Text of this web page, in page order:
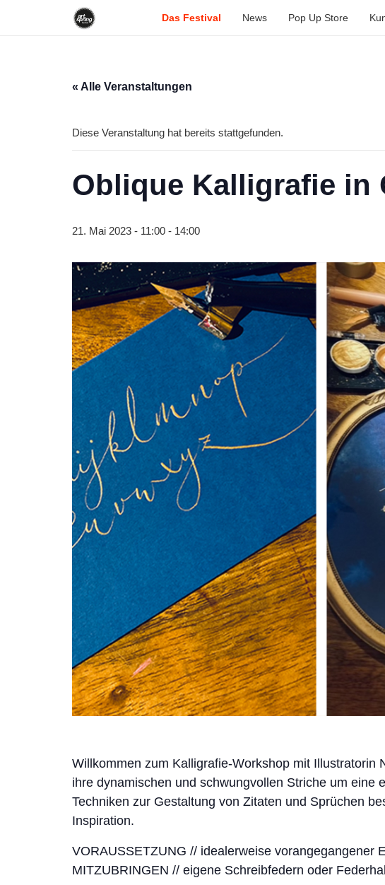
Das Festival News Pop Up Store
« Alle Veranstaltungen
Diese Veranstaltung hat bereits stattgefunden.
Oblique Kalligrafie in
21. Mai 2023 - 11:00 - 14:00
Willkommen zum Kalligrafie-Workshop mit
ihre dynamischen und schwungvollen Striche um
Techniken zur Gestaltung von Zitaten und Sprüchen
Inspiration.
VORAUSSETZUNG // idealerweise vorangegangener
MITZUBRINGEN // eigene Schreibfedern oder